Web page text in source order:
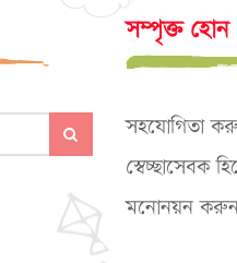
সম্পৃক্ত হোন
সহযোগিতা
স্বেচ্ছাসেবক
মনোনয়ন